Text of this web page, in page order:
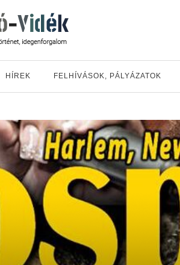
HÍREK FELHÍVÁSOK, PÁLYÁZATOK